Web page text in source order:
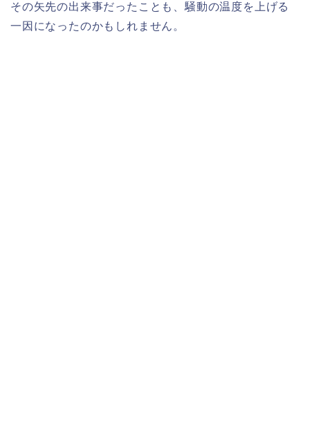
その矢先の出来事だったことも、騒動の温度を上げる
一因になったのかもしれません。